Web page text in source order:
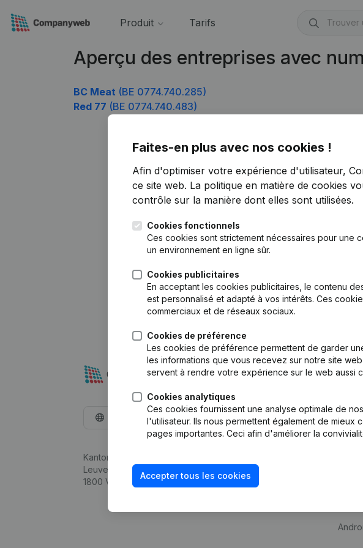
Produit Tarifs
Aperçu des entreprises avec
BC Meat (BE 0774.740.285)
Red 77 (BE 0774.740.483)
Faites-en plus avec nos cookies !
Afin d'optimiser votre expérience d'utilisateur,
ce site web. La politique en matière de cookies
contrôle sur la manière dont elles sont utilisées.
Cookies fonctionnels
Ces cookies sont strictement nécessaires pour une
un environnement en ligne sûr.
Cookies publicitaires
En acceptant les cookies publicitaires, le contenu
est personnalisé et adapté à vos intérêts. Ces
commerciaux et de réseaux sociaux.
Cookies de préférence
Les cookies de préférence permettent de garder
les informations que vous recevez sur notre site
servent à rendre votre expérience sur le web aussi
Cookies analytiques
Ces cookies fournissent une analyse optimale de
l'utilisateur. Ils nous permettent également de mieux
pages importantes. Ceci afin d'améliorer la
Accepter tous les cookies
Français
Kantorenpark Everest
Leuvensesteenweg 248D,
1800 Vilvoorde